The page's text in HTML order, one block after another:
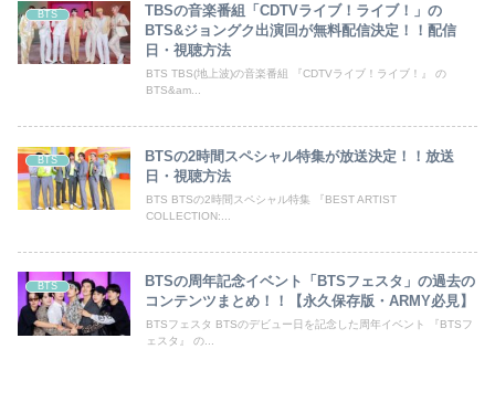
BTS
TBSの音楽番組「CDTVライブ！ライブ！」の
BTS&ジョングク出演回が無料配信決定！！配信
日・視聴方法
BTS TBS(地上波)の音楽番組 『CDTVライブ！ライブ！』 の
BTS&am...
BTS
BTSの2時間スペシャル特集が放送決定！！放送
日・視聴方法
BTS BTSの2時間スペシャル特集 『BEST ARTIST
COLLECTION:...
BTS
BTSの周年記念イベント「BTSフェスタ」の過去の
コンテンツまとめ！！【永久保存版・ARMY必見】
BTSフェスタ BTSのデビュー日を記念した周年イベント 『BTSフ
ェスタ』 の...